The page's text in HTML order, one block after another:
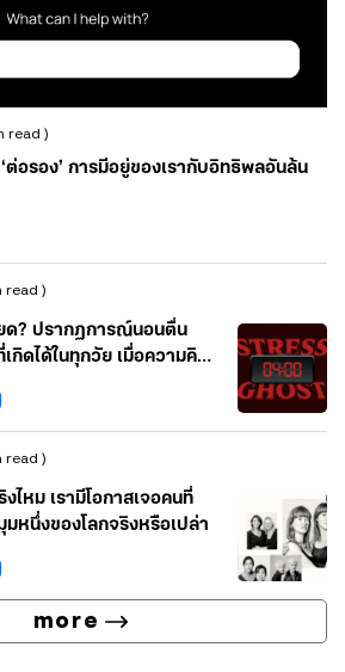
read )
อรอง’ การมีอยู่ของเรากับอิทธิพลอันล้น
read )
ด? ปรากฏการณ์นอนตื่น
กิดได้ในทุกวัย เมื่อความคิด
read )
ไหม เรามีโอกาสเจอคนที่
มหนึ่งของโลกจริงหรือเปล่า
more